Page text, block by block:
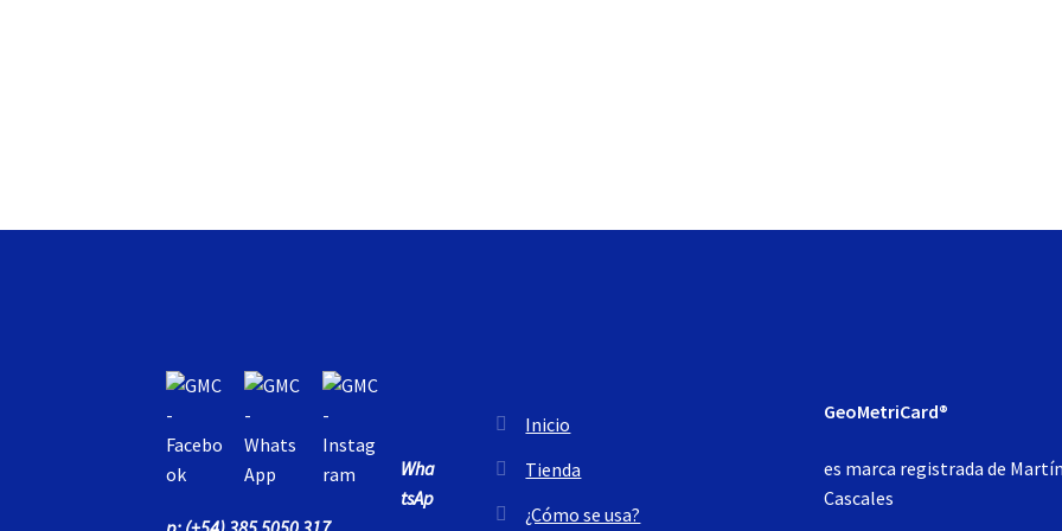
Wha
tsAp
Inicio
Tienda
¿Cómo se usa?
GeoMetriCard®
es marca registrada de
Cascales